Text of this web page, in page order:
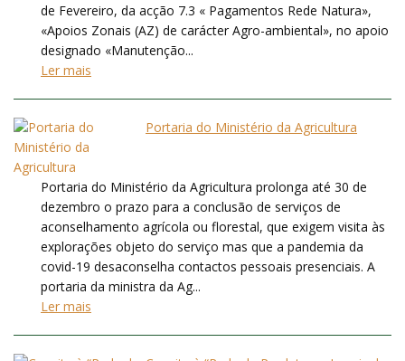
de Fevereiro, da acção 7.3 « Pagamentos Rede Natura»,
«Apoios Zonais (AZ) de carácter Agro-ambiental», no apoio
designado «Manutenção...
Ler mais
Portaria do Ministério da Agricultura
Portaria do Ministério da Agricultura prolonga até 30 de
dezembro o prazo para a conclusão de serviços de
aconselhamento agrícola ou florestal, que exigem visita às
explorações objeto do serviço mas que a pandemia da
covid-19 desaconselha contactos pessoais presenciais. A
portaria da ministra da Ag...
Ler mais